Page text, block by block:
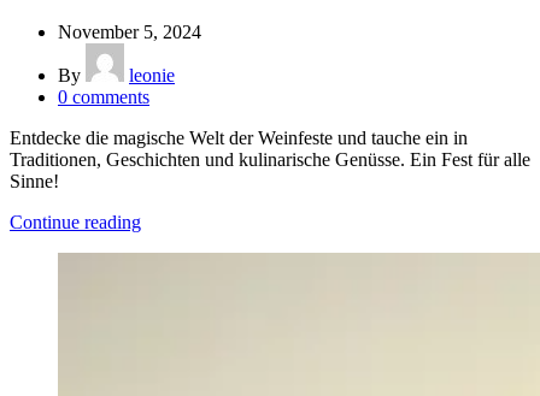
November 5, 2024
By
leonie
0 comments
Entdecke die magische Welt der Weinfeste und tauche ein in
Traditionen, Geschichten und kulinarische Genüsse. Ein Fest für alle
Sinne!
Continue reading